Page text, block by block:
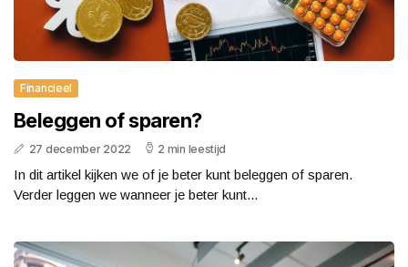
Financieel
Beleggen of sparen?
27 december 2022 2 min leestijd
In dit artikel kijken we of je beter kunt beleggen of sparen.
Verder leggen we wanneer je beter kunt...